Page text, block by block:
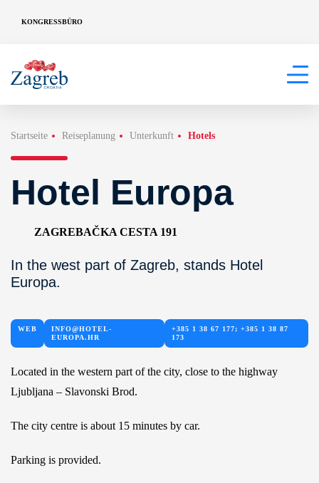
KONGRESSBÜRO
Startseite Reiseplanung Unterkunft Hotels
Hotel Europa
ZAGREBAČKA CESTA 191
In the west part of Zagreb, stands Hotel
Europa.
WEB
INFO@HOTEL-
EUROPA.HR
+385 1 38 67 177; +385 1 38 87
173
Located in the western part of the city, close to the highway
Ljubljana – Slavonski Brod.
The city centre is about 15 minutes by car.
Parking is provided.